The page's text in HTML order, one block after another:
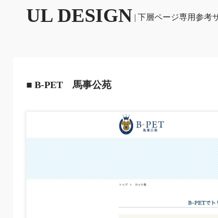
UL DESIGN | 下層ページ専用参考
■ B-PET 馬事公苑